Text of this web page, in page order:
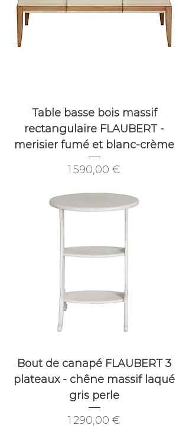
Table basse bois massif
rectangulaire FLAUBERT -
merisier fumé et blanc-crème
Prix
1 590,00 €
Bout de canapé FLAUBERT 3
plateaux - chêne massif laqué
gris perle
Prix
1 290,00 €